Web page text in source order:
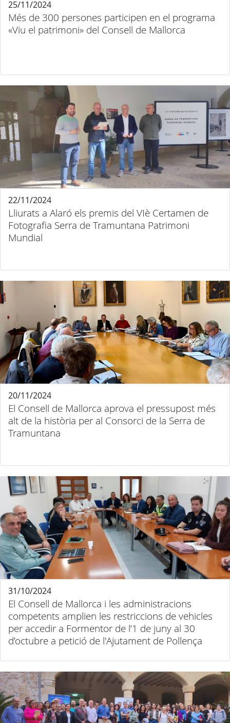
Més de 300 persones participen en el programa
«Viu el patrimoni» del Consell de Mallorca
25/11/2024
Lliurats a Alaró els premis del VIè Certamen de
Fotografia Serra de Tramuntana Patrimoni
Mundial
22/11/2024
El Consell de Mallorca aprova el pressupost més
alt de la història per al Consorci de la Serra de
Tramuntana
20/11/2024
El Consell de Mallorca i les administracions
competents amplien les restriccions de vehicles
per accedir a Formentor de l’1 de juny al 30
d’octubre a petició de l'Ajutament de Pollença
31/10/2024